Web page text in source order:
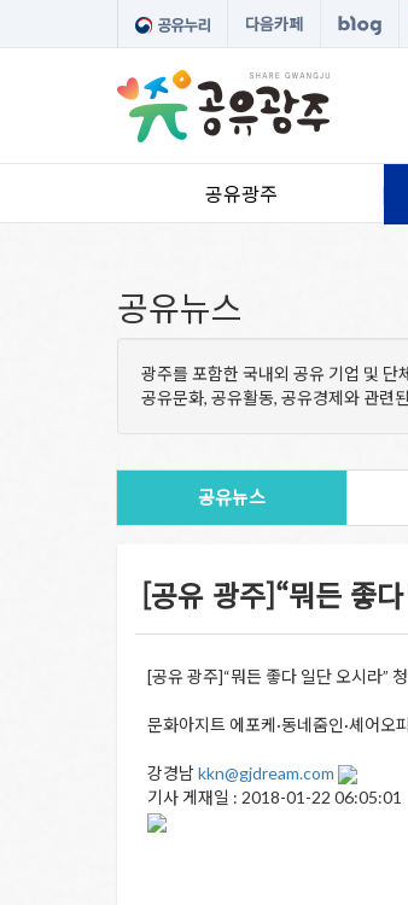
다음카페
공유광주
공유뉴스
광주를 포함한 국내외 공유 기업 및
공유문화, 공유활동, 공유경제와 관련
공유뉴스
[공유 광주]“뭐든 좋
[공유 광주]“뭐든 좋다 일단 오시라”
문화아지트 에포케·동네줌인·셰어오
강경남 kkn@gjdream.com
기사 게재일 : 2018-01-22 06:05:01